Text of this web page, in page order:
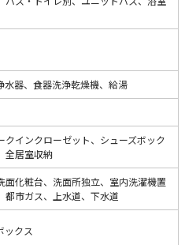
水器、食器洗浄乾燥機、給湯
クインクローゼット、シューズボック
全居室収納
面化粧台、洗面所独立、室内洗濯機置
都市ガス、上水道、下水道
ックス